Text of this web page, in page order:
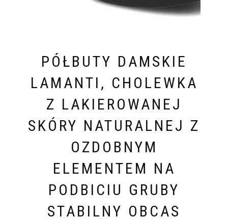
PÓŁBUTY DAMSKIE
LAMANTI, CHOLEWKA
Z LAKIEROWANEJ
SKÓRY NATURALNEJ Z
OZDOBNYM
ELEMENTEM NA
PODBICIU GRUBY
STABILNY OBCAS